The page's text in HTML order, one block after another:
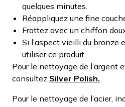
quelques minutes.
Réappliquez une fine
Frottez avec un chiffon
Si l’aspect vieilli du bronze
utiliser ce produit.
Pour le nettoyage de l’argent
consultez Silver Polish.
Pour le nettoyage de l’acier,